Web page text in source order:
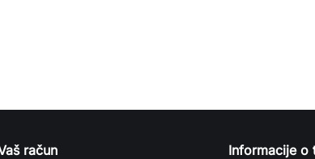
račun Informacije o